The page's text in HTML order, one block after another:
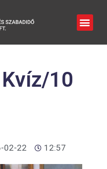
10
02-22 12:57